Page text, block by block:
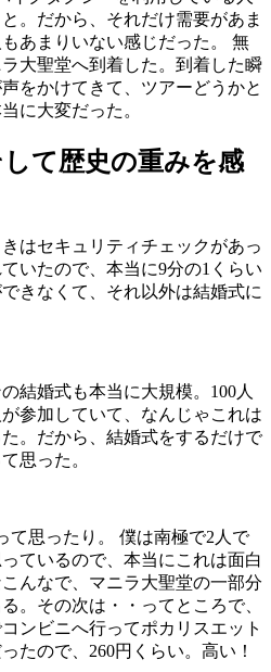
。だから、それだけ需要があま
あまりいない感じだった。 無
大聖堂へ到着した。到着した瞬
をかけてきて、ツアーどうかと
に大変だった。
て歴史の重みを感
はセキュリティチェックがあっ
いたので、本当に9分の1くらい
きなくて、それ以外は結婚式に
結婚式も本当に大規模。100人
参加していて、なんじゃこれは
。だから、結婚式をするだけで
思った。
て思ったり。 僕は南極で2人で
ているので、本当にこれは面白
んなで、マニラ大聖堂の一部分
。その次は・・ってところで、
ンビニへ行ってポカリスエット
たので、260円くらい。高い！